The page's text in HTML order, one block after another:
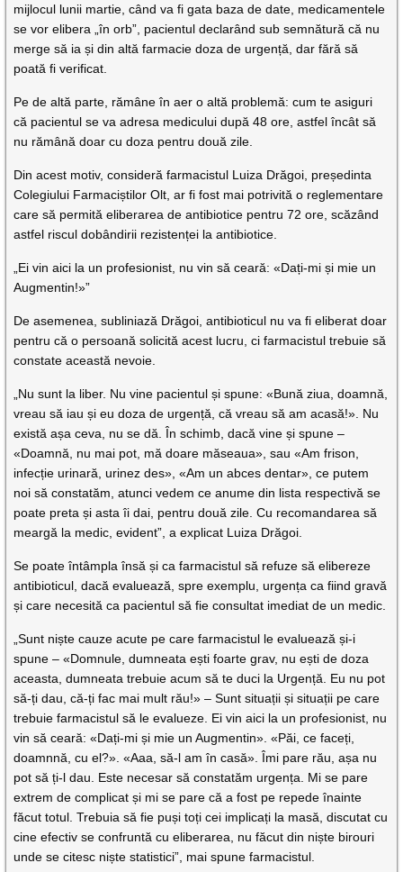
mijlocul lunii martie, când va fi gata baza de date, medicamentele
se vor elibera „în orb”, pacientul declarând sub semnătură că nu
merge să ia și din altă farmacie doza de urgență, dar fără să
poată fi verificat.
Pe de altă parte, rămâne în aer o altă problemă: cum te asiguri
că pacientul se va adresa medicului după 48 ore, astfel încât să
nu rămână doar cu doza pentru două zile.
Din acest motiv, consideră farmacistul Luiza Drăgoi, președinta
Colegiului Farmaciștilor Olt, ar fi fost mai potrivită o reglementare
care să permită eliberarea de antibiotice pentru 72 ore, scăzând
astfel riscul dobândirii rezistenței la antibiotice.
„Ei vin aici la un profesionist, nu vin să ceară: «Dați-mi și mie un
Augmentin!»”
De asemenea, subliniază Drăgoi, antibioticul nu va fi eliberat doar
pentru că o persoană solicită acest lucru, ci farmacistul trebuie să
constate această nevoie.
„Nu sunt la liber. Nu vine pacientul și spune: «Bună ziua, doamnă,
vreau să iau și eu doza de urgență, că vreau să am acasă!». Nu
există așa ceva, nu se dă. În schimb, dacă vine și spune –
«Doamnă, nu mai pot, mă doare măseaua», sau «Am frison,
infecție urinară, urinez des», «Am un abces dentar», ce putem
noi să constatăm, atunci vedem ce anume din lista respectivă se
poate preta și asta îi dai, pentru două zile. Cu recomandarea să
meargă la medic, evident”, a explicat Luiza Drăgoi.
Se poate întâmpla însă și ca farmacistul să refuze să elibereze
antibioticul, dacă evaluează, spre exemplu, urgența ca fiind gravă
și care necesită ca pacientul să fie consultat imediat de un medic.
„Sunt niște cauze acute pe care farmacistul le evaluează și-i
spune – «Domnule, dumneata ești foarte grav, nu ești de doza
aceasta, dumneata trebuie acum să te duci la Urgență. Eu nu pot
să-ți dau, că-ți fac mai mult rău!» – Sunt situații și situații pe care
trebuie farmacistul să le evalueze. Ei vin aici la un profesionist, nu
vin să ceară: «Dați-mi și mie un Augmentin». «Păi, ce faceți,
doamnnă, cu el?». «Aaa, să-l am în casă». Îmi pare rău, așa nu
pot să ți-l dau. Este necesar să constatăm urgența. Mi se pare
extrem de complicat și mi se pare că a fost pe repede înainte
făcut totul. Trebuia să fie puși toți cei implicați la masă, discutat cu
cine efectiv se confruntă cu eliberarea, nu făcut din niște birouri
unde se citesc niște statistici”, mai spune farmacistul.